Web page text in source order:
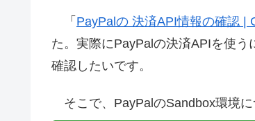
「 PayPalの 決済API情報の確認 |
た。実際にPayPalの決済APIを使
確認したいです。
そこで、PayPalのSandbox環境